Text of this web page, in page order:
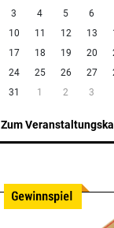
3
4 5 6
10
11 12 13
17
18 19 20
24
25 26 27
31
1 2 3
Zum